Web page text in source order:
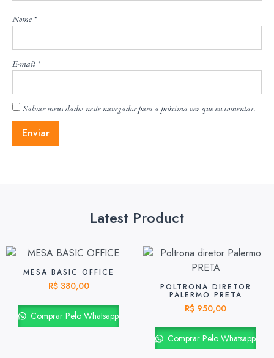
Nome *
E-mail*
Salvar meus dados neste navegador para a próxima vez que eu comentar.
Latest Product
MESA BASIC OFFICE
R$380,00
Comprar Pelo Whatsapp
POLTRONA DIRETOR
PALERMO PRETA
R$ 950,00
Comprar Pelo Whatsapp